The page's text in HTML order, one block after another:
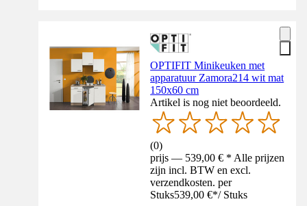
OPTIFIT Minikeuken met
apparatuur Zamora214 wit mat
150x60 cm
Artikel is nog niet beoordeeld.
(0)
prijs — 539,00 € * Alle prijzen
zijn incl. BTW en excl.
verzendkosten. per
Stuks539,00 €*/ Stuks